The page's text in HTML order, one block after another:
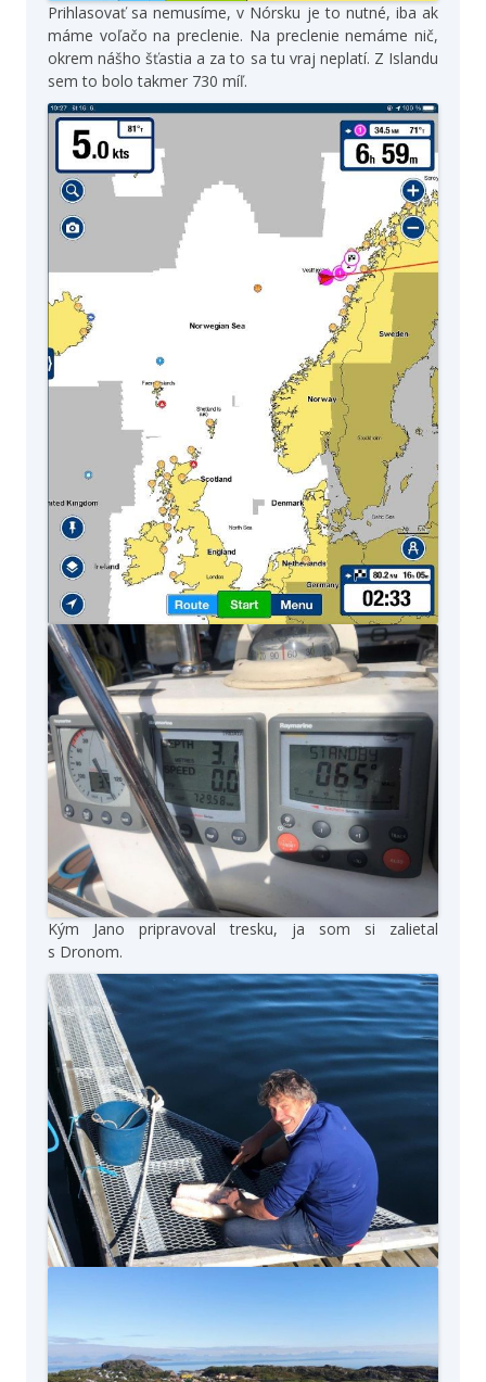
Prihlasovať sa nemusíme, v Nórsku je to nutné, iba ak
máme voľačo na preclenie. Na preclenie nemáme nič,
okrem nášho šťastia a za to sa tu vraj neplatí. Z Islandu
sem to bolo takmer 730 míľ.
Kým Jano pripravoval tresku, ja som si zalietal
s Dronom.